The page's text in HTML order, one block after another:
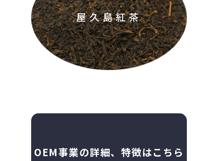
屋久島紅茶
OEM事業の詳細、特徴はこちら